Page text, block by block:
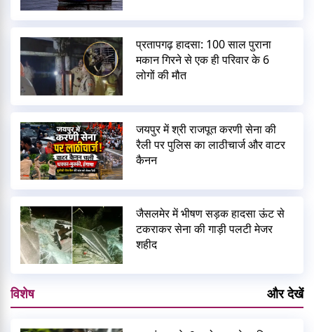
प्रतापगढ़ हादसा: 100 साल पुराना
मकान गिरने से एक ही परिवार के 6
लोगों की मौत
जयपुर में श्री राजपूत करणी सेना की
रैली पर पुलिस का लाठीचार्ज और वाटर
कैनन
जैसलमेर में भीषण सड़क हादसा ऊंट से
टकराकर सेना की गाड़ी पलटी मेजर
शहीद
विशेष और देखें